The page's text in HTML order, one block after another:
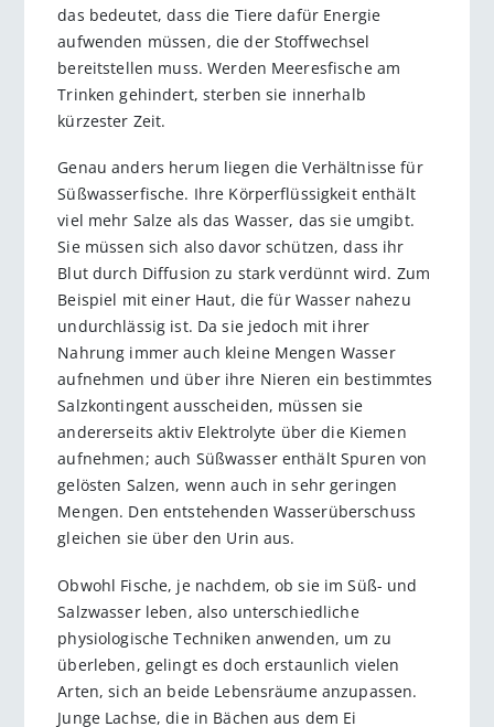
das bedeutet, dass die Tiere dafür Energie
aufwenden müssen, die der Stoffwechsel
bereitstellen muss. Werden Meeresfische am
Trinken gehindert, sterben sie innerhalb
kürzester Zeit.
Genau anders herum liegen die Verhältnisse für
Süßwasserfische. Ihre Körperflüssigkeit enthält
viel mehr Salze als das Wasser, das sie umgibt.
Sie müssen sich also davor schützen, dass ihr
Blut durch Diffusion zu stark verdünnt wird. Zum
Beispiel mit einer Haut, die für Wasser nahezu
undurchlässig ist. Da sie jedoch mit ihrer
Nahrung immer auch kleine Mengen Wasser
aufnehmen und über ihre Nieren ein bestimmtes
Salzkontingent ausscheiden, müssen sie
andererseits aktiv Elektrolyte über die Kiemen
aufnehmen; auch Süßwasser enthält Spuren von
gelösten Salzen, wenn auch in sehr geringen
Mengen. Den entstehenden Wasserüberschuss
gleichen sie über den Urin aus.
Obwohl Fische, je nachdem, ob sie im Süß- und
Salzwasser leben, also unterschiedliche
physiologische Techniken anwenden, um zu
überleben, gelingt es doch erstaunlich vielen
Arten, sich an beide Lebensräume anzupassen.
Junge Lachse, die in Bächen aus dem Ei